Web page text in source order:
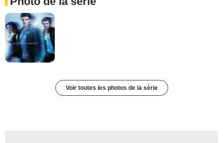
Voir toutes les photos de la série